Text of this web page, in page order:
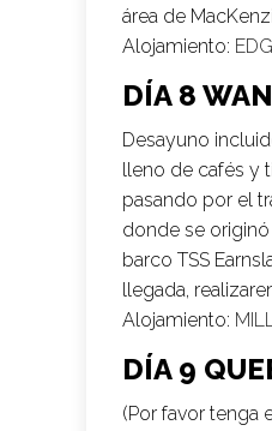
área de
Alojamiento:
DÍA 8
Desayuno
lleno de cafés y
pasando por el
donde se
barco TSS
llegada,
Alojamiento:
DÍA 9
(Por favor tenga